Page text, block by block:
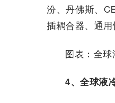
汾、丹佛斯、
插耦合器、通用
图表：全
4、全球液